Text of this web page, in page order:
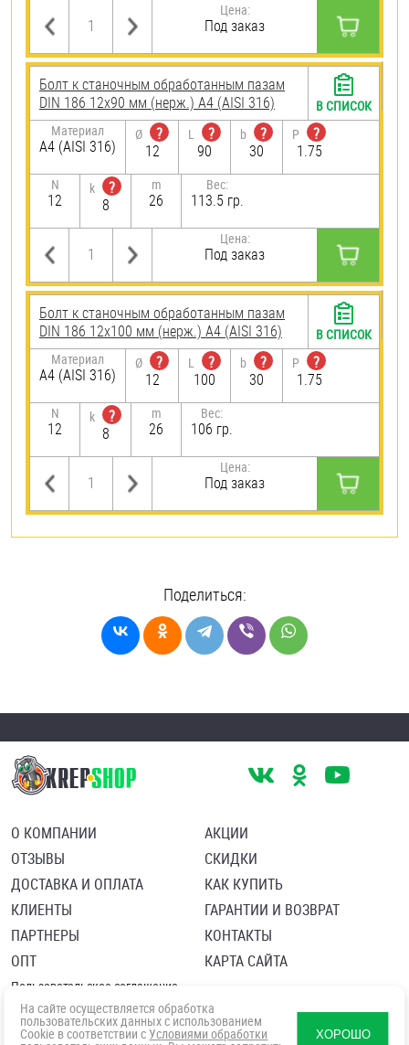
Цена:
Под заказ
Болт к станочным обработанным пазам
DIN 186 12х90 мм (нерж.) A4 (AISI 316)
Материал
A4 (AISI 316)
Ø
?
12
L
?
90
b
?
30
P
?
1.75
N
12
k
?
8
m
26
Вес:
113.5 гр.
Цена:
Под заказ
В СПИСОК
Болт к станочным обработанным пазам
DIN 186 12х100 мм (нерж.) A4 (AISI 316)
Материал
A4 (AISI 316)
Ø
?
12
L
?
100
b
?
30
P
?
1.75
N
12
k
?
8
m
26
Вес:
106 гр.
Цена:
Под заказ
В СПИСОК
Поделиться:
О КОМПАНИИ
ОТЗЫВЫ
ДОСТАВКА И ОПЛАТА
КЛИЕНТЫ
ПАРТНЕРЫ
ОПТ
АКЦИИ
СКИДКИ
КАК КУПИТЬ
ГАРАНТИИ И ВОЗВРАТ
КОНТАКТЫ
КАРТА САЙТА
Пользовательское соглашение
Политика в отношении обработки персональных данных
Согласие посетителя сайта на обработку персональных данны
На сайте осуществляется обработка
пользовательских данных с использованием
Cookie в соответствии с Условиями обработки ХОРОШО